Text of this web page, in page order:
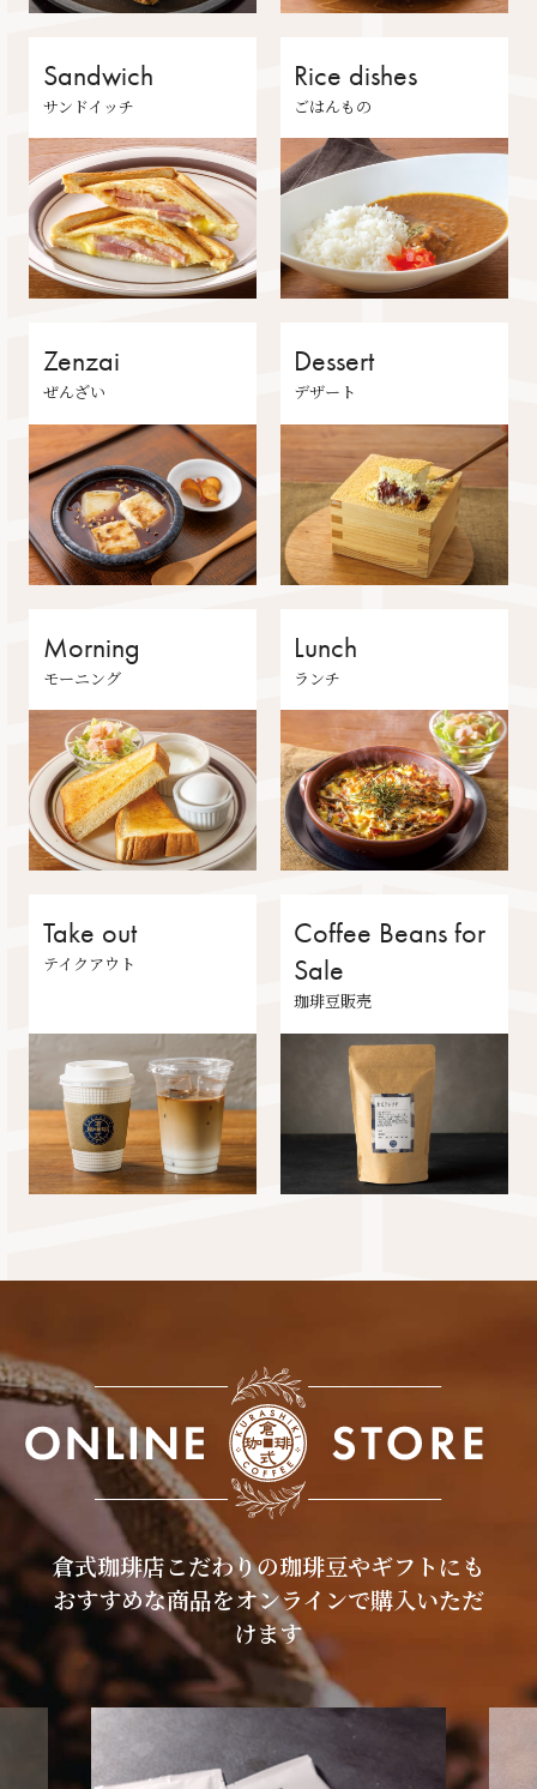
Sandwich
サンドイッチ
Rice dishes
ごはんもの
Zenzai
ぜんざい
Dessert
デザート
Morning
モーニング
Lunch
ランチ
Take out
テイクアウト
Coffee Beans for
Sale
珈琲豆販売
倉式珈琲店こだわりの珈琲豆やギフトにも
おすすめな商品をオンラインで購入いただ
けます